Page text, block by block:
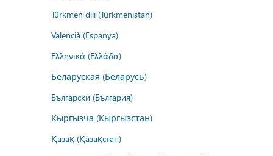
Türkmen dili (Türkmenistan)
Valencià (Espanya)
Ελληνικά (Ελλάδα)
Беларуская (Беларусь)
Български (България)
Кыргызча (Кыргызстан)
Қазақ (Қазақстан)